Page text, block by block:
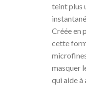
teint plus
Créée en
cette
masquer
qui aide à